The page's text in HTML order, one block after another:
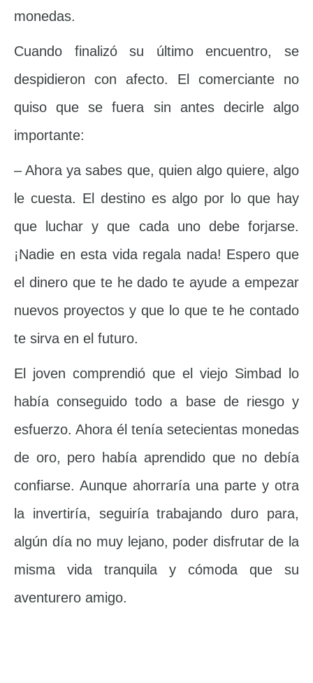
monedas.
Cuando finalizó su último encuentro, se
despidieron con afecto. El comerciante no
quiso que se fuera sin antes decirle algo
importante:
– Ahora ya sabes que, quien algo quiere, algo
le cuesta. El destino es algo por lo que hay
que luchar y que cada uno debe forjarse.
¡Nadie en esta vida regala nada! Espero que
el dinero que te he dado te ayude a empezar
nuevos proyectos y que lo que te he contado
te sirva en el futuro.
El joven comprendió que el viejo Simbad lo
había conseguido todo a base de riesgo y
esfuerzo. Ahora él tenía setecientas monedas
de oro, pero había aprendido que no debía
confiarse. Aunque ahorraría una parte y otra
la invertiría, seguiría trabajando duro para,
algún día no muy lejano, poder disfrutar de la
misma vida tranquila y cómoda que su
aventurero amigo.